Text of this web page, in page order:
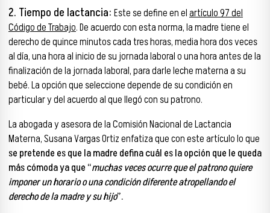
2. Tiempo de lactancia: Este se define en elartículo 97 del
Código de Trabajo. De acuerdo con esta norma, la madre tiene el
derecho de quince minutos cada tres horas, media hora dos veces
al día, una hora al inicio de su jornada laboral o una hora antes de la
finalización de la jornada laboral, para darle leche materna a su
bebé. La opción que seleccione depende de su condición en
particular y del acuerdo al que llegó con su patrono.
La abogada y asesora de la Comisión Nacional de Lactancia
Materna, Susana Vargas Ortiz enfatiza que con este artículo lo que
se pretende es que la madre defina cuál es la opción que le queda
más cómoda ya que “muchas veces ocurre que el patrono quiere
imponer un horario o una condición diferente atropellando el
derecho de la madre y su hijo”.